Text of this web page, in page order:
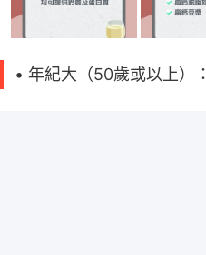
• 年紀大（50歲或以上）：